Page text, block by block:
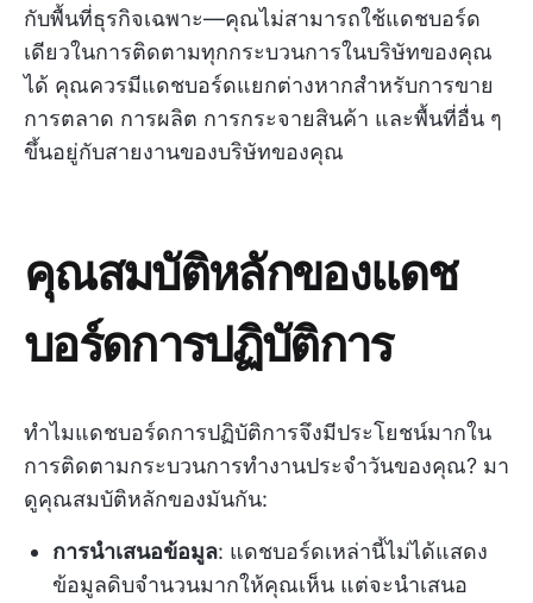
กับพื้นที่ธุรกิจเฉพาะ—คุณไม่สามารถใช้แดชบอร์ด
เดียวในการติดตามทุกกระบวนการในบริษัทของคุณ
ได้ คุณควรมีแดชบอร์ดแยกต่างหากสำหรับการขาย
การตลาด การผลิต การกระจายสินค้า และพื้นที่อื่น ๆ
ขึ้นอยู่กับสายงานของบริษัทของคุณ
คุณสมบัติหลักของแดช
บอร์ดการปฏิบัติการ
ทำไมแดชบอร์ดการปฏิบัติการจึงมีประโยชน์มากใน
การติดตามกระบวนการทำงานประจำวันของคุณ? มา
ดูคุณสมบัติหลักของมันกัน:
การนำเสนอข้อมูล: แดชบอร์ดเหล่านี้ไม่ได้แสดง
ข้อมูลดิบจำนวนมากให้คุณเห็น แต่จะนำเสนอ